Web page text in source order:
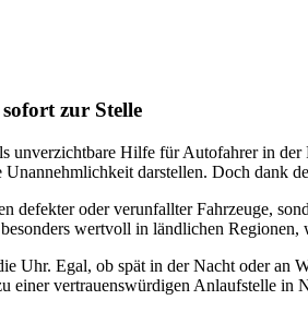
zur Stelle
unverzichtbare Hilfe für Autofahrer in
darstellen. Doch dank
defekter oder verunfallter Fahrzeuge,
wertvoll in ländlichen
Uhr. Egal, ob spät in der Nacht oder an
einer vertrauenswürdigen Anlaufstelle in